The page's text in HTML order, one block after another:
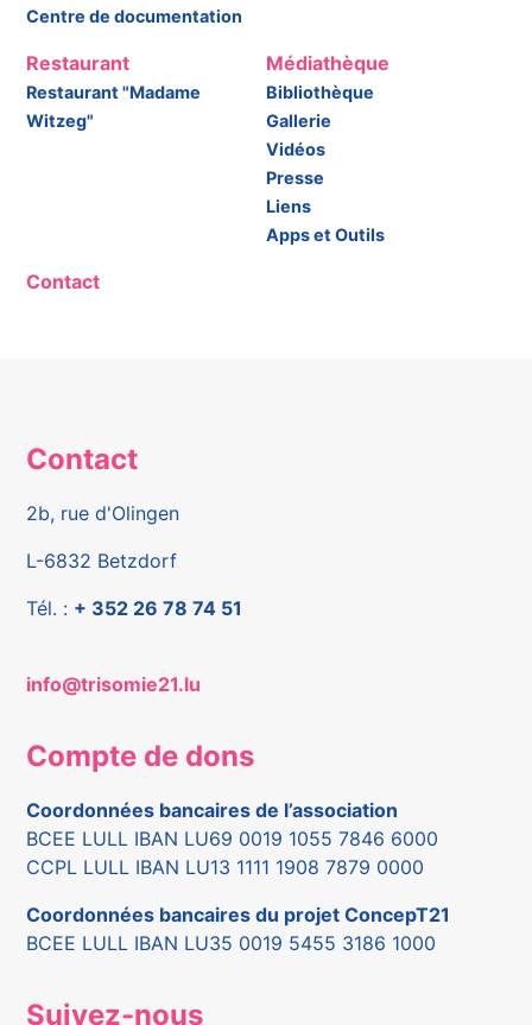
Centre de documentation
Restaurant
Restaurant "Madame
Witzeg"
Médiathèque
Bibliothèque
Gallerie
Vidéos
Presse
Liens
Apps et Outils
Contact
Contact
2b, rue d'Olingen
L-6832 Betzdorf
Tél. : + 352 26 78 74 51
info@trisomie21.lu
Compte de dons
Coordonnées bancaires de l’association
BCEE LULL IBAN LU69 0019 1055 7846 6000
CCPL LULL IBAN LU13 1111 1908 7879 0000
Coordonnées bancaires du projet ConcepT21
BCEE LULL IBAN LU35 0019 5455 3186 1000
Suivez-nous